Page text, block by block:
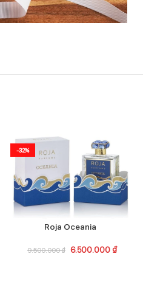
-32%
Roja Oceania
9.500.000₫ 6.500.000 ₫